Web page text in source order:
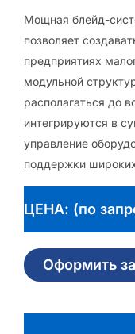
Мощная блейд-
позволяет
предприятиях
модульной
располагаться до
интегрируются в
управление
поддержки
ЦЕНА: (по
Оформить